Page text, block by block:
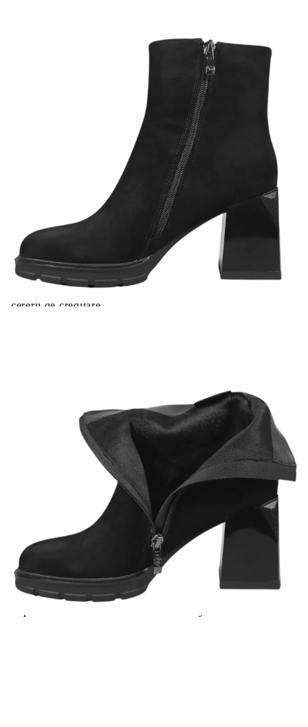
Плащане на 4 вноски. Заплащате 20% от стойността на
поръчката си на момента с карта. Останалата сума се
разделя на 3 равни месечни вноски без оскъпяване. За
покупки на стойност до 1000 лв. / €511.31
Плащане на 6 вноски. Стойността на поръчката се
разпределя в 6 равни месечни вноски с оскъпяване. За
покупки на стойност до 2000 лв. / €1022.61
Черни боти от естествен велур с камъни- Eliza Bulgaria
Please select credit institution
€69.00
Extraction of information from credit institutions
Предоставената таблица е с информационна цел.
Добавете продукта в количката си с бутона "Добави в
количката" и при поръчка ще можете да изберете броя
вноски на кредита.
Acest tabel are caracter informativ. Adăugați produsul în
cererii de creditare.
Предоставената таблица е с информационна цел.
Добавете продукта в количката си с бутона "Добави в
количката" и при поръчка ще можете да изберете броя
вноски на кредита.
Предоставената таблица е с информационна цел.
Добавете продукта в количката си с бутона "Добави в
количката" и при поръчка ще можете да изберете броя
вноски на кредита.
Предоставената таблица е с информационна цел.
Добавете продукта в количката си с бутона "Добави в
количката" и при поръчка ще можете да изберете броя
вноски на кредита.
Когато плащате с NewPay, всъщност NewPay плаща